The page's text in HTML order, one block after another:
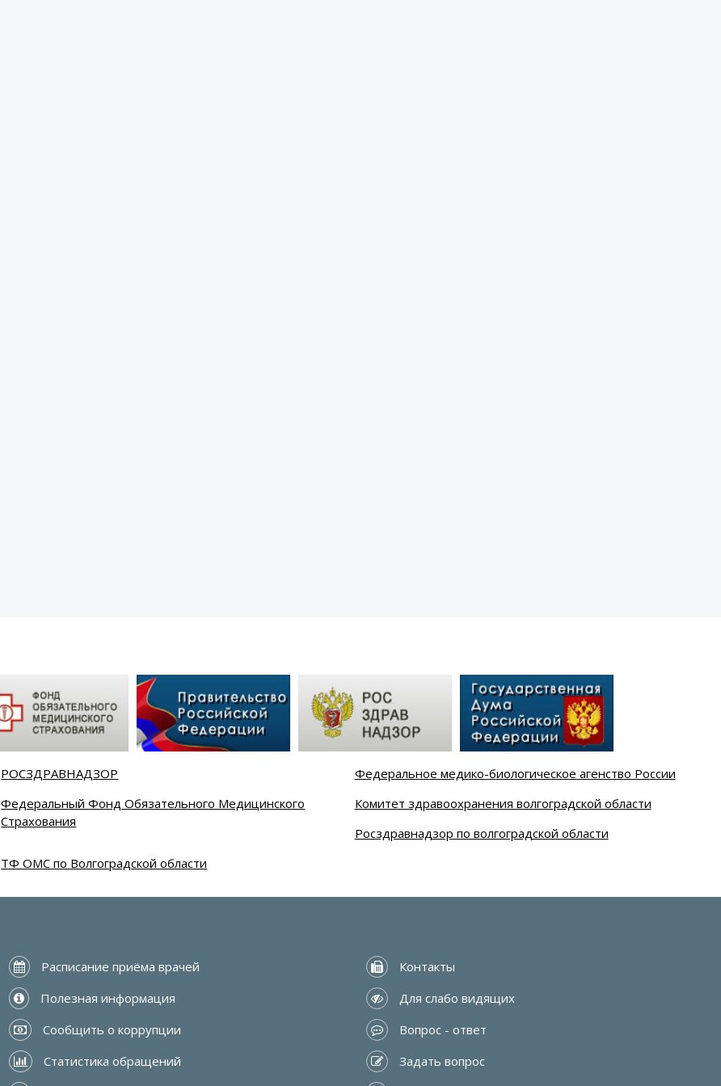
РОСЗДРАВНАДЗОР
Федеральное медико-биологическое агенство России
Федеральный Фонд Обязательного Медицинского
Страхования
Комитет здравоохранения волгоградской области
Росздравнадзор по волгоградской области
ТФ ОМС по Волгоградской области
Расписание приёма врачей
Контакты
Полезная информация
Для слабо видящих
Сообщить о коррупции
Вопрос - ответ
Статистика обращений
Задать вопрос